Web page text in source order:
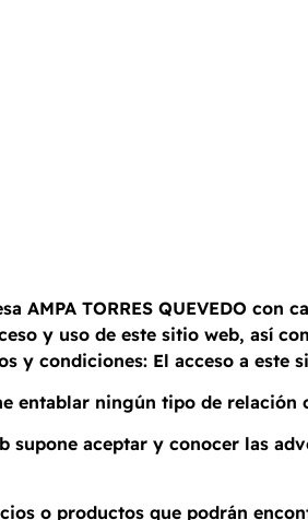
AMPA TORRES QUEVEDO
y uso de este sitio web, así
y condiciones: El acceso a este
entablar ningún tipo de relación
supone aceptar y conocer las
o productos que podrán